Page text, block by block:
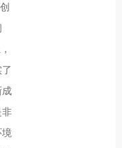
成
非
境